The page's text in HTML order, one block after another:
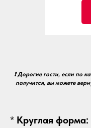
❗ Дорогие гости, если по
получится, вы можете
* Круглая форма: